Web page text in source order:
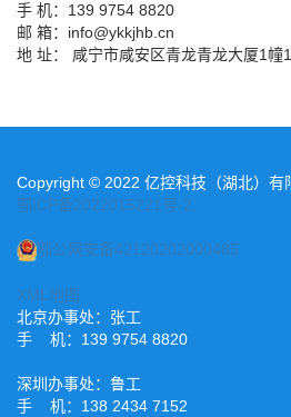
手 机：139 9754 8820
邮 箱：info@ykkjhb.cn
地 址： 咸宁市咸安区青龙青龙大厦1幢
Copyright © 2022 亿控科技（湖北）有
鄂ICP备2022015221号-2
鄂公网安备42120202000485
XML地图
北京办事处：张工
手 机：139 9754 8820
深圳办事处：鲁工
手 机：138 2434 7152